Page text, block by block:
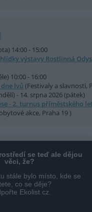
14:00 - 15:00
výstavy Rostlinná
10:00 - 16:00
lvů (Festivaly a slavnosti,
- 14. srpna 2026 (pátek)
- 2. turnus příměstského
akce, Praha 19 )